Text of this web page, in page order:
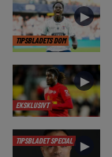
TIPSBLADETS DOM
►
EKSKLUSIVT
►
TIPSBLADET SPECIAL ►